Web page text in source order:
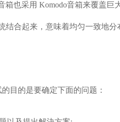
箱也采用 Komodo音箱来覆盖巨
结合起来，意味着均匀一致地分
目的是要确定下面的问题：